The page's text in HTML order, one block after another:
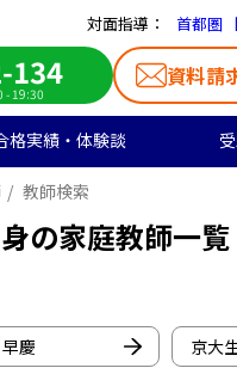
対面指導： 首都圏
134
- 19:30
資料請
プロ家庭
格実績・体験談
教師検索
の家庭教師一覧
早慶 京大